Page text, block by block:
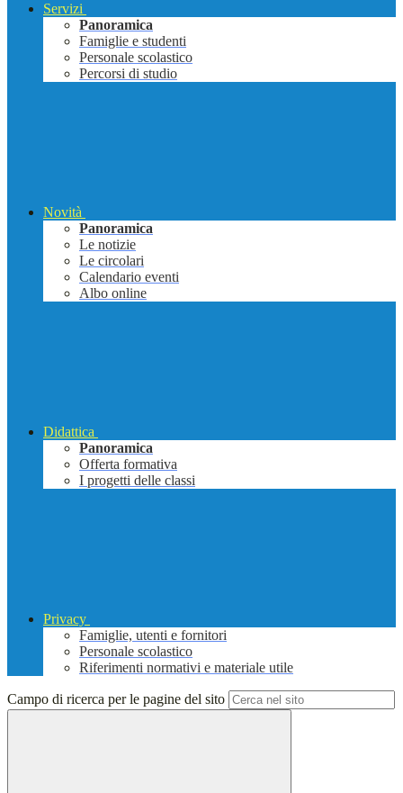
Servizi
Panoramica
Famiglie e studenti
Personale scolastico
Percorsi di studio
Novità
Panoramica
Le notizie
Le circolari
Calendario eventi
Albo online
Didattica
Panoramica
Offerta formativa
I progetti delle classi
Privacy
Famiglie, utenti e fornitori
Personale scolastico
Riferimenti normativi e materiale utile
Campo di ricerca per le pagine del sito